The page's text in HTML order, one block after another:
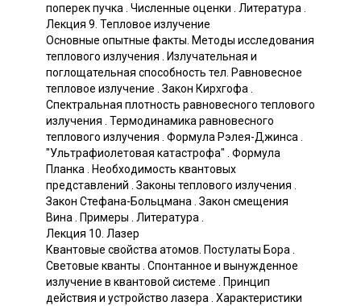
поперек пучка . Численные оценки . Литература .
Лекция 9. Тепловое излучение
Основные опытные факты. Методы исследования
теплового излучения . Излучательная и
поглощательная способность тел. Равновесное
тепловое излучение . Закон Кирхгофа .
Спектральная плотность равновесного теплового
излучения . Термодинамика равновесного
теплового излучения . Формула Рэлея-Джинса .
"Ультрафиолетовая катастрофа" . Формула
Планка . Необходимость квантовых
представлений . Законы теплового излучения .
Закон Стефана-Больцмана . Закон смещения
Вина . Примеры . Литература .
Лекция 10. Лазер
Квантовые свойства атомов. Постулаты Бора .
Световые кванты . Спонтанное и вынужденное
излучение в квантовой системе . Принцип
действия и устройство лазера . Характеристики